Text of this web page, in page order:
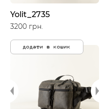
Yolit_2735
3200 грн.
додати в кошик